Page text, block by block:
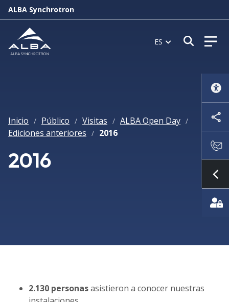
ALBA Synchrotron
ES Abrir
Inicio / Público / Visitas / ALBA Open Day /
Ediciones anteriores / 2016
2016
2.130 personasasistieron a conocer nuestras